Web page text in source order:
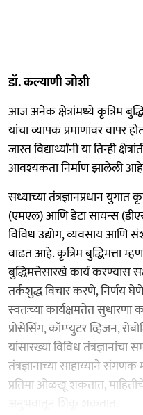
डॉ. कल्याणी जोशी
आज अनेक क्षेत्रांमध्ये कृत्रिम
यांचा व्यापक प्रमाणावर
जास्त विद्यार्थ्यांनी या तिन्ही
आवश्यकता निर्माण झालेली
सध्याच्या तंत्रज्ञानप्रधान युगात
(एमएल) आणि डेटा सायन्स
विविध उद्योग, व्यवसाय आणि
वाढत आहे. कृत्रिम बुद्धिमत्ता
बुद्धिमत्तेसारखे कार्य करण्यास
तर्कशुद्ध विचार करणे, निर्णय
स्वतःच्या कार्यक्षमतेत
प्रोसेसिंग, कॉम्प्युटर व्हिजन,
यांसारख्या विविध तंत्रज्ञानांचा
तंत्रज्ञानाच्या साहाय्याने
प्रतिमा ओळखू शकतात,
अनुभवातून शिकू शकतात.